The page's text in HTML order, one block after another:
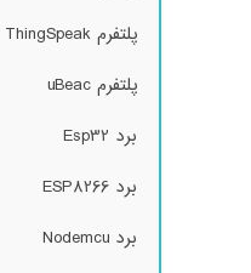
پلتفرم ThingSpeak
پلتفرم uBeac
برد Esp32
برد ESP8266
برد Nodemcu